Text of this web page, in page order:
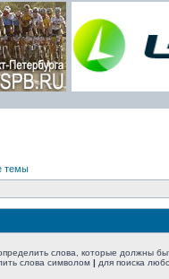
темы
слова, которые должны
слова символом | для поиска